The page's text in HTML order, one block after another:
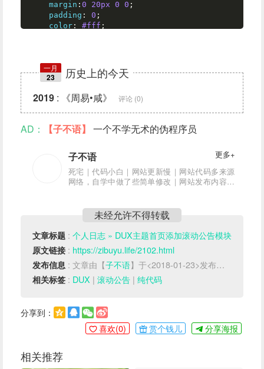
margin : 0 20px 0 0 ;
padding : 0 ;
color : #fff ;
width: 100% ;
margin: 0 5px ;
padding: 0px 0px 13px
border-radius: 3px;
@media (max-width: 560px
一月
23 历史上的今天
2019 : 《周易•咸》 评论 (0)
AD： 【子不语】 一个不学无术的伪程序员
更多+
子不语
死宅｜代码小白｜网站更新慢｜网站代码多来源
网络，自学中做了些简单修改｜网站发布内容亲
未经允许不得转载
文章标题 : 个人日志 » DUX主题首页添加滚动公告模块
原文链接 : https://zibuyu.life/2102.html
发布信息 : 文章由【子不语】于<2018-01-23>发布于【
相关标签 : DUX | 滚动公告 | 纯代码
分享到：
喜欢(0) 赏个钱儿 分享海报
相关推荐